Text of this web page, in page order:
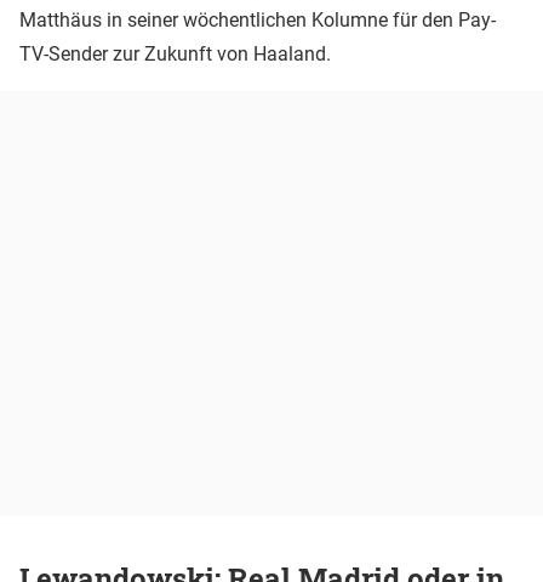
Matthäus in seiner wöchentlichen Kolumne für den Pay-
TV-Sender zur Zukunft von Haaland.